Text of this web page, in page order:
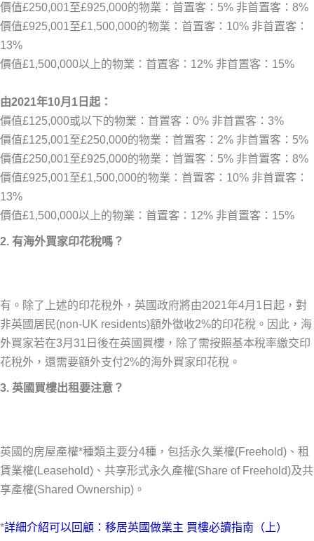
價值£250,001至£925,000的物業：首置客：5% 非首置客：8%
價值£925,001至£1,500,000的物業：首置客：10% 非首置客：
13%
價值£1,500,000以上的物業：首置客：12% 非首置客：15%
由2021年10月1日起：
價值£125,000或以下的物業：首置客：0% 非首置客：3%
價值£125,001至£250,000的物業：首置客：2% 非首置客：5%
價值£250,001至£925,000的物業：首置客：5% 非首置客：8%
價值£925,001至£1,500,000的物業：首置客：10% 非首置客：
13%
價值£1,500,000以上的物業：首置客：12% 非首置客：15%
2. 有海外買家印花稅嗎？
有。除了上述的印花稅外，英國政府將由2021年4月1日起，對
非英國居民(non-UK residents)額外徵收2%的印花稅。因此，海
外買家若在3月31日後在英國買樓，除了需按照基本稅率繳交印
花稅外，還需要額外支付2%的海外買家印花稅。
3. 英國買樓出租要注意？
英國的房屋產權*種類主要分4種，包括永久業權(Freehold)、租
賃業權(Leasehold)、共享形式永久產權(Share of Freehold)及共
享產權(Shared Ownership)。
*詳細介紹可以回顧：移居英國做業主 買樓必讀指南（上）